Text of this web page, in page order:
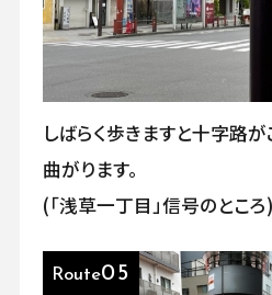
しばらく歩きますと十字路
曲がります。
(「浅草一丁目」信号のところ)
Route05